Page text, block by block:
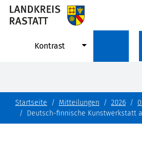
Kontrast
Startseite Mitteilungen 2026
Deutsch-finnische Kunstwerkstatt